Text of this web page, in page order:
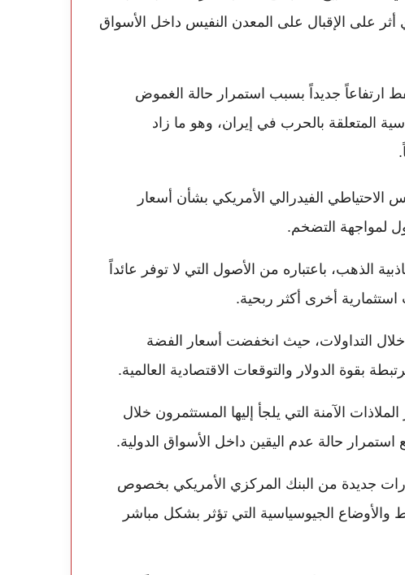
أثر على الإقبال على المعدن النفيس داخل الأسواق
ارتفاعاً جديداً بسبب استمرار حالة الغموض
المتعلقة بالحرب في إيران، وهو ما زاد
الاحتياطي الفيدرالي الأمريكي بشأن أسعار
لمواجهة التضخم.
الذهب، باعتباره من الأصول التي لا توفر عائداً
استثمارية أخرى أكثر ربحية.
التداولات، حيث انخفضت أسعار الفضة
بقوة الدولار والتوقعات الاقتصادية العالمية.
الآمنة التي يلجأ إليها المستثمرون خلال
حالة عدم اليقين داخل الأسواق الدولية.
جديدة من البنك المركزي الأمريكي بخصوص
والأوضاع الجيوسياسية التي تؤثر بشكل مباشر